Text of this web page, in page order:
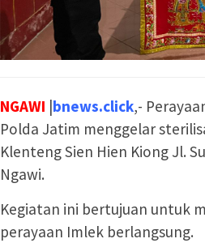
NGAWI |bnews.click,-
Polda Jatim menggelar
Klenteng Sien Hien Kiong Jl.
Ngawi.
Kegiatan ini bertujuan untuk
perayaan Imlek berlangsung.